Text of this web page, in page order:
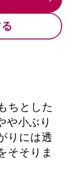
ちとした
や小ぶり
りには透
そそりま